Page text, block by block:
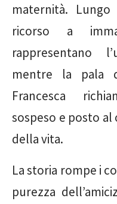
maternità.
ricorso a
rappresentano
mentre la pala
Francesca
sospeso e posto
della vita.
La storia rompe i
purezza